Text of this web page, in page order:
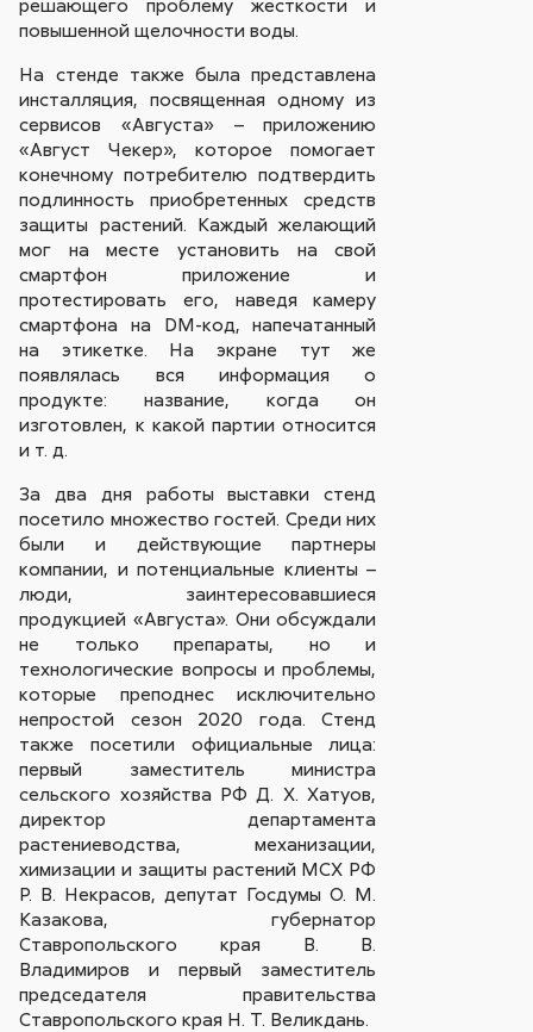
решающего проблему жесткости и
повышенной щелочности воды.
На стенде также была представлена
инсталляция, посвященная одному из
сервисов «Августа» – приложению
«Август Чекер», которое помогает
конечному потребителю подтвердить
подлинность приобретенных средств
защиты растений. Каждый желающий
мог на месте установить на свой
смартфон приложение и
протестировать его, наведя камеру
смартфона на DM-код, напечатанный
на этикетке. На экране тут же
появлялась вся информация о
продукте: название, когда он
изготовлен, к какой партии относится
и т. д.
За два дня работы выставки стенд
посетило множество гостей. Среди них
были и действующие партнеры
компании, и потенциальные клиенты –
люди, заинтересовавшиеся
продукцией «Августа». Они обсуждали
не только препараты, но и
технологические вопросы и проблемы,
которые преподнес исключительно
непростой сезон 2020 года. Стенд
также посетили официальные лица:
первый заместитель министра
сельского хозяйства РФ Д. Х. Хатуов,
директор департамента
растениеводства, механизации,
химизации и защиты растений МСХ РФ
Р. В. Некрасов, депутат Госдумы О. М.
Казакова, губернатор
Ставропольского края В. В.
Владимиров и первый заместитель
председателя правительства
Ставропольского края Н. Т. Великдань.